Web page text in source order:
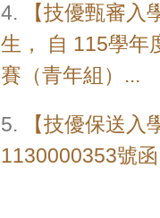
4.
【技優甄審
生， 自 115學年
賽（青年組）...
5.
【技優保送
1130000353號